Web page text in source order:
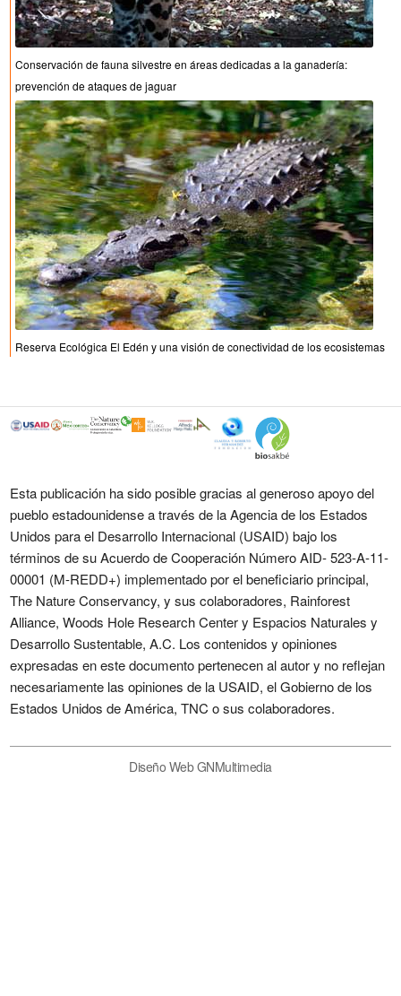
Conservación de fauna silvestre en áreas dedicadas a la ganadería:
prevención de ataques de jaguar
Reserva Ecológica El Edén y una visión de conectividad de los ecosistemas
Esta publicación ha sido posible gracias al generoso apoyo del
pueblo estadounidense a través de la Agencia de los Estados
Unidos para el Desarrollo Internacional (USAID) bajo los
términos de su Acuerdo de Cooperación Número AID- 523-A-11-
00001 (M-REDD+) implementado por el beneficiario principal,
The Nature Conservancy, y sus colaboradores, Rainforest
Alliance, Woods Hole Research Center y Espacios Naturales y
Desarrollo Sustentable, A.C. Los contenidos y opiniones
expresadas en este documento pertenecen al autor y no reflejan
necesariamente las opiniones de la USAID, el Gobierno de los
Estados Unidos de América, TNC o sus colaboradores.
Diseño Web GNMultimedia